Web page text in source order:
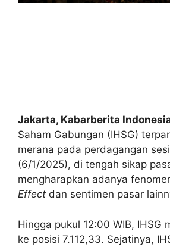
Jakarta, Kabarberita
Saham Gabungan (IHSG)
merana pada perdagangan
(6/1/2025), di tengah sikap
mengharapkan adanya
Effect dan sentimen pasar
Hingga pukul 12:00 WIB, IHSG
ke posisi 7.112,33. Sejatinya,